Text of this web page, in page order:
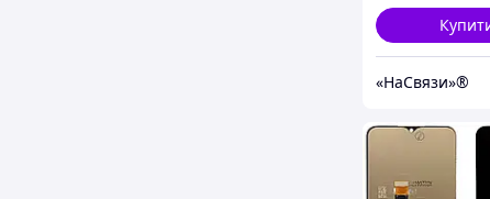
«НаСвязи»®